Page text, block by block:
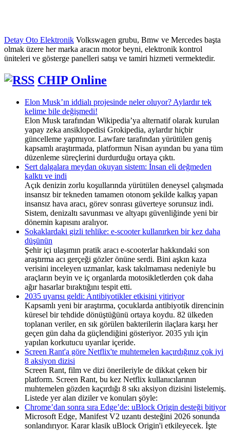
Detay Oto Elektronik Volkswagen grubu, Bmw ve Mercedes başta
olmak üzere her marka aracın motor beyni, elektronik kontrol
üniteleri ve gösterge panelleri satışı ve tamiri hizmeti vermektedir.
CHIP Online
Elon Musk’ın iddialı projesinde neler oluyor? Aylardır tek
kelime bile değişmedi!
Elon Musk tarafından Wikipedia’ya alternatif olarak kurulan
yapay zeka ansiklopedisi Grokipedia, aylardır hiçbir
güncelleme yapmıyor. Lawfare tarafından yürütülen geniş
kapsamlı araştırmada, platformun Nisan ayından bu yana tüm
düzenleme süreçlerini durdurduğu ortaya çıktı.
Sert dalgalara meydan okuyan sistem: İnsan eli değmeden
kalktı ve indi
Açık denizin zorlu koşullarında yürütülen deneysel çalışmada
insansız bir tekneden tamamen otonom şekilde kalkış yapan
insansız hava aracı, görev sonrası güverteye sorunsuz indi.
Sistem, denizaltı savunması ve altyapı güvenliğinde yeni bir
dönemin kapısını aralıyor.
Sokaklardaki gizli tehlike: e-scooter kullanırken bir kez daha
düşünün
Şehir içi ulaşımın pratik aracı e-scooterlar hakkındaki son
araştırma acı gerçeği gözler önüne serdi. Bini aşkın kaza
verisini inceleyen uzmanlar, kask takılmaması nedeniyle bu
araçların beyin ve iç organlarda motosikletlerden çok daha
ağır hasarlar bıraktığını tespit etti.
2035 uyarısı geldi: Antibiyotikler etkisini yitiriyor
Kapsamlı yeni bir araştırma, çocuklarda antibiyotik direncinin
küresel bir tehdide dönüştüğünü ortaya koydu. 82 ülkeden
toplanan veriler, en sık görülen bakterilerin ilaçlara karşı her
geçen gün daha da güçlendiğini gösteriyor. 2035 yılı için
yapılan korkutucu uyarılar içeride.
Screen Rant'a göre Netflix'te muhtemelen kaçırdığınız çok iyi
8 aksiyon dizisi
Screen Rant, film ve dizi önerileriyle de dikkat çeken bir
platform. Screen Rant, bu kez Netflix kullanıcılarının
muhtemelen gözden kaçırdığı 8 sıkı aksiyon dizisini listelemiş.
Listede yer alan diziler ve konuları şöyle:
Chrome’dan sonra sıra Edge’de: uBlock Origin desteği bitiyor
Microsoft Edge, Manifest V2 uzantı desteğini 2026 sonunda
sonlandırıyor. Karar klasik uBlock Origin'i etkileyecek. İşte